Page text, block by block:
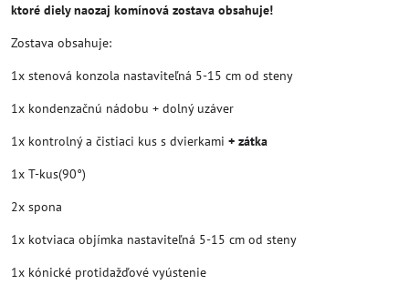
ktoré diely naozaj komínová zostava obsahuje!
Zostava obsahuje:
1x stenová konzola nastaviteľná 5-15 cm od steny
1x kondenzačnú nádobu + dolný uzáver
1x kontrolný a čistiaci kus s dvierkami + zátka
1x T-kus(90°)
2x spona
1x kotviaca objímka nastaviteľná 5-15 cm od steny
1x kónické protidažďové vyústenie